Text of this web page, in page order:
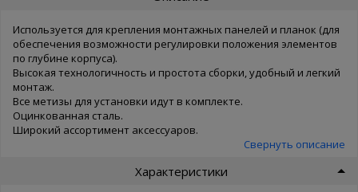
Используется для крепления монтажных панелей и планок (для
обеспечения возможности регулировки положения элементов
по глубине корпуса).
Высокая технологичность и простота сборки, удобный и легкий
монтаж.
Все метизы для установки идут в комплекте.
Оцинкованная сталь.
Широкий ассортимент аксессуаров.
Свернуть описание
Характеристики